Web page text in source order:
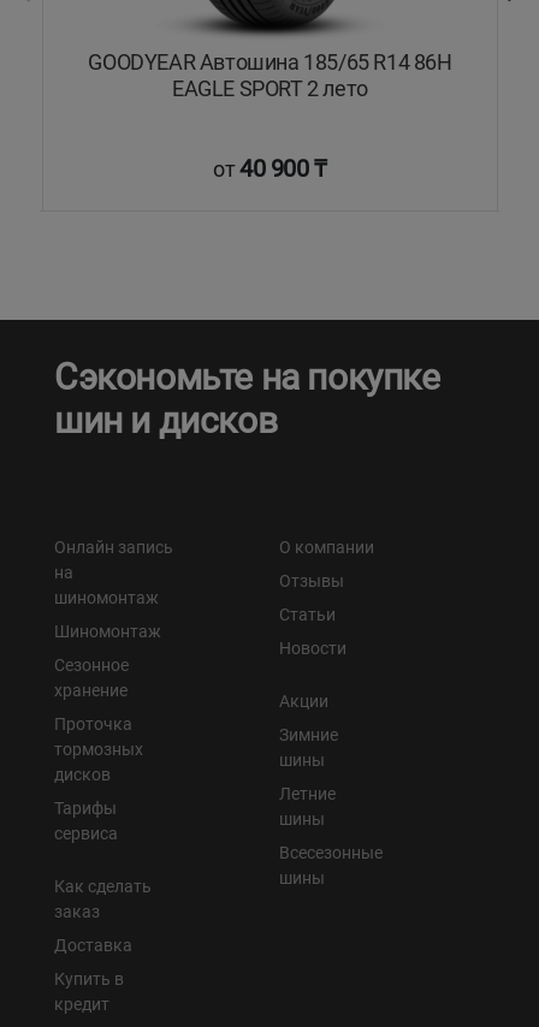
GOODYEAR Автошина 185/65 R14 86H
EAGLE SPORT 2 лето
от40 900 ₸
Сэкономьте на покупке
шин и дисков
Онлайн запись
на
шиномонтаж
Шиномонтаж
Сезонное
хранение
Проточка
тормозных
дисков
Тарифы
сервиса
Как сделать
заказ
Доставка
Купить в
кредит
О компании
Отзывы
Статьи
Новости
Акции
Зимние
шины
Летние
шины
Всесезонные
шины